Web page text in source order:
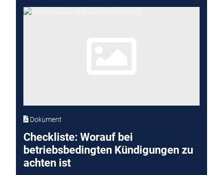
Dokument
Checkliste: Worauf bei
betriebsbedingten Kündigungen zu
achten ist